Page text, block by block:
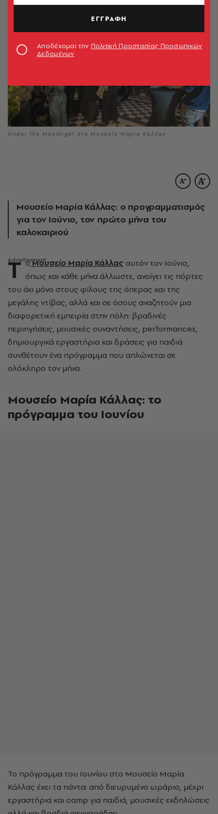
Under the Moonlight στο Μουσείο Μαρία Κάλλας
Μουσείο Μαρία Κάλλας: ο προγραμματισμός
για τον Ιούνιο, τον πρώτο μήνα του
καλοκαιριού
Τ οΜουσείο Μαρία Κάλλας αυτόν τον Ιούνιο,
όπως και κάθε μήνα άλλωστε, ανοίγει τις πόρτες
του όχι μόνο στους φίλους της όπερας και της
μεγάλης ντίβας, αλλά και σε όσους αναζητούν μια
διαφορετική εμπειρία στην πόλη: βραδινές
περιηγήσεις, μουσικές συναντήσεις, performances,
δημιουργικά εργαστήρια και δράσεις για παιδιά
συνθέτουν ένα πρόγραμμα που απλώνεται σε
ολόκληρο τον μήνα.
Μουσείο Μαρία Κάλλας: το
πρόγραμμα του Ιουνίου
Το πρόγραμμα του Ιουνίου στο Μουσείο Μαρία
Κάλλας έχει τα πάντα: από διευρυμένο ωράριο, μέχρι
εργαστήρια και camp για παιδιά, μουσικές εκδηλώσεις
ΕΓΓΡΑΦΗ
Αποδέχομαι την Πολιτική Προστασίας Προσωπικών
Δεδομένων